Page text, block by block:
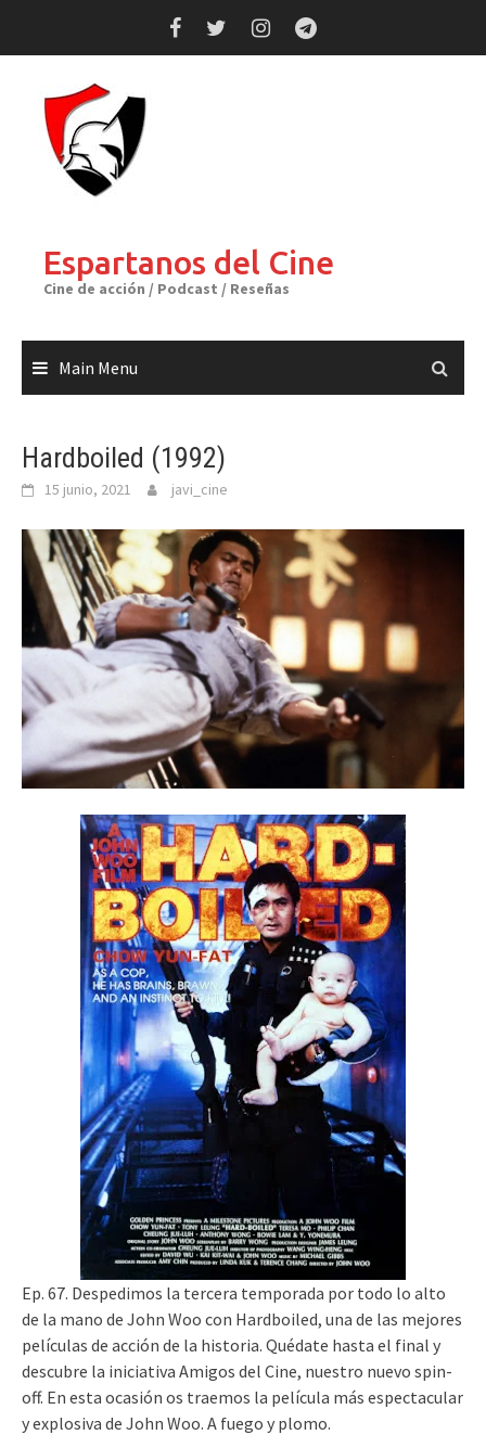
Espartanos del Cine
Cine de acción / Podcast / Reseñas
Main Menu
Hardboiled (1992)
15 junio, 2021 javi_cine
Ep. 67. Despedimos la tercera temporada por todo lo alto
de la mano de John Woo con Hardboiled, una de las mejores
películas de acción de la historia. Quédate hasta el final y
descubre la iniciativa Amigos del Cine, nuestro nuevo spin-
off. En esta ocasión os traemos la película más espectacular
y explosiva de John Woo. A fuego y plomo.